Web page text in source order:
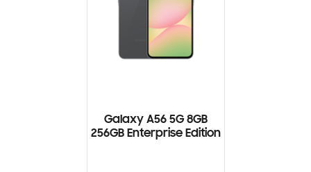
Galaxy A56 5G 8GB
256GB Enterprise Edition